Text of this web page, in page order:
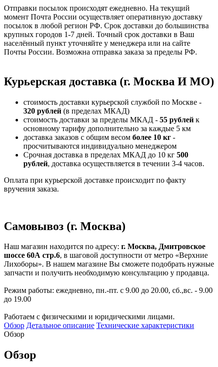
Отправки посылок происходят ежедневно. На текущий
момент Почта России осуществляет оперативную доставку
посылок в любой регион РФ. Срок доставки до большинства
крупных городов 1-7 дней. Точный срок доставки в Ваш
населённый пункт уточняйте у менеджера или на сайте
Почты России. Возможна отправка заказа за пределы РФ.
Курьерская доставка (г. Москва И МО)
стоимость доставки курьерской службой по Москве -
320 рублей (в пределах МКАД)
стоимость доставки за пределы МКАД - 55 рублей к
основному тарифу дополнительно за каждые 5 км
доставка заказов с общим весом более 10 кг -
просчитываются индивидуально менеджером
Срочная доставка в пределах МКАД до 10 кг 500
рублей, доставка осуществляется в течении 3-4 часов.
Оплата при курьерской доставке происходит по факту
вручения заказа.
Самовывоз (г. Москва)
Наш магазин находится по адресу: г. Москва, Дмитровское
шоссе 60А стр.6, в шаговой доступности от метро «Верхние
Лихоборы». В нашем магазине Вы сможете подобрать нужные
запчасти и получить необходимую консультацию у продавца.
Режим работы: ежедневно, пн.-пт. с 9.00 до 20.00, сб.,вс. - 9.00
до 19.00
Работаем с физическими и юридическими лицами.
Обзор Детальное описание Технические характеристики
Обзор
Обзор